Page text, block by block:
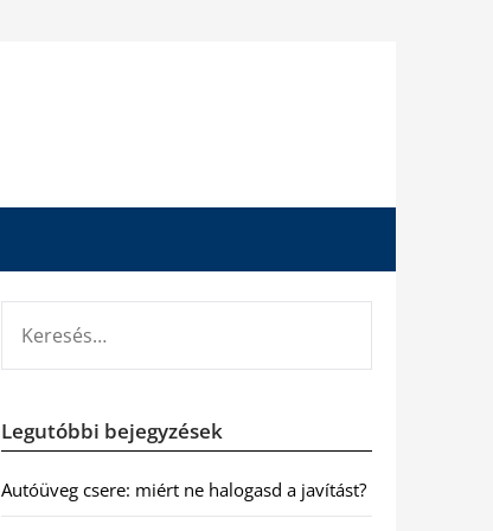
Legutóbbi bejegyzések
Autóüveg csere: miért ne halogasd a javítást?